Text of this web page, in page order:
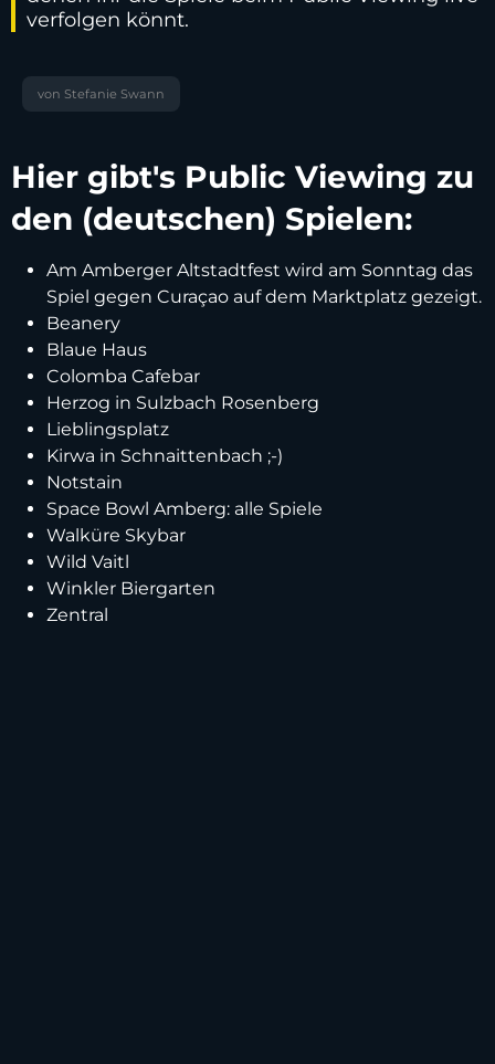
verfolgen könnt.
von Stefanie Swann
Hier gibt's Public Viewing zu
den (deutschen) Spielen:
Am Amberger Altstadtfest wird am Sonntag das
Spiel gegen Curaçao auf dem Marktplatz gezeigt.
Beanery
Blaue Haus
Colomba Cafebar
Herzog in Sulzbach Rosenberg
Lieblingsplatz
Kirwa in Schnaittenbach ;-)
Notstain
Space Bowl Amberg: alle Spiele
Walküre Skybar
Wild Vaitl
Winkler Biergarten
Zentral